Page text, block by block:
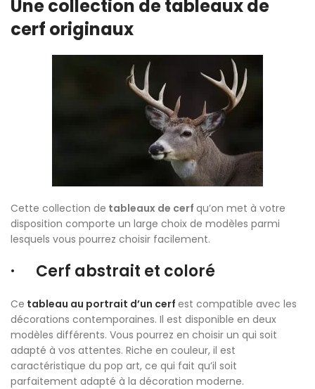
Une collection de tableaux de
cerf originaux
Cette collection de tableaux de cerf qu’on met à votre
disposition comporte un large choix de modèles parmi
lesquels vous pourrez choisir facilement.
· Cerf abstrait et coloré
Ce tableau au portrait d’un cerf est compatible avec les
décorations contemporaines. Il est disponible en deux
modèles différents. Vous pourrez en choisir un qui soit
adapté à vos attentes. Riche en couleur, il est
caractéristique du pop art, ce qui fait qu’il soit
parfaitement adapté à la décoration moderne.